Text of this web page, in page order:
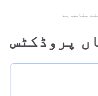
پروڈکٹس
مناسب ہے